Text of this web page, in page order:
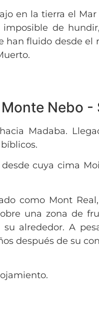
en la tierra el
de
fluido desde
Nebo -
Madaba.
cuya cima
como Mont
una zona de
alrededor. A
después de su